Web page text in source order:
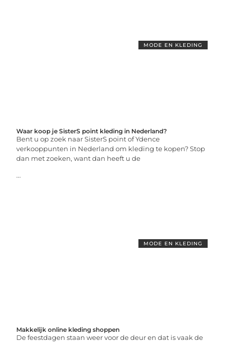
MODE EN KLEDING
Waar koop je SisterS point kleding in Nederland?
Bent u op zoek naar SisterS point of Ydence
verkooppunten in Nederland om kleding te kopen? Stop
dan met zoeken, want dan heeft u de
...
MODE EN KLEDING
Makkelijk online kleding shoppen
De feestdagen staan weer voor de deur en dat is vaak de